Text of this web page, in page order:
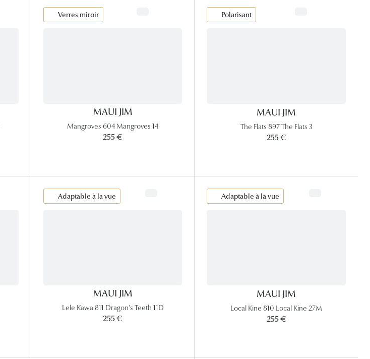
Verres miroir
MAUI JIM
Mangroves 604 Mangroves 14
255 €
Polarisant
MAUI JIM
The Flats 897 The Flats 3
255 €
Adaptable à la vue
MAUI JIM
Lele Kawa 811 Dragon's Teeth 11D
255 €
Adaptable à la vue
MAUI JIM
Local Kine 810 Local Kine 27M
255 €